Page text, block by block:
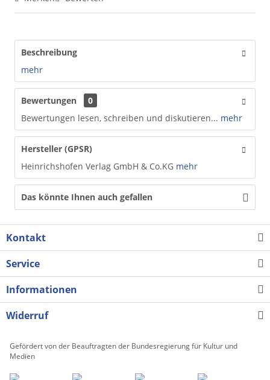
Beschreibung
mehr
Bewertungen
0
Bewertungen lesen, schreiben und diskutieren... mehr
Hersteller (GPSR)
Heinrichshofen Verlag GmbH & Co.KG mehr
Das könnte Ihnen auch gefallen
Kontakt
Service
Informationen
Widerruf
Gefördert von der Beauftragten der Bundesregierung für Kultur und
Medien